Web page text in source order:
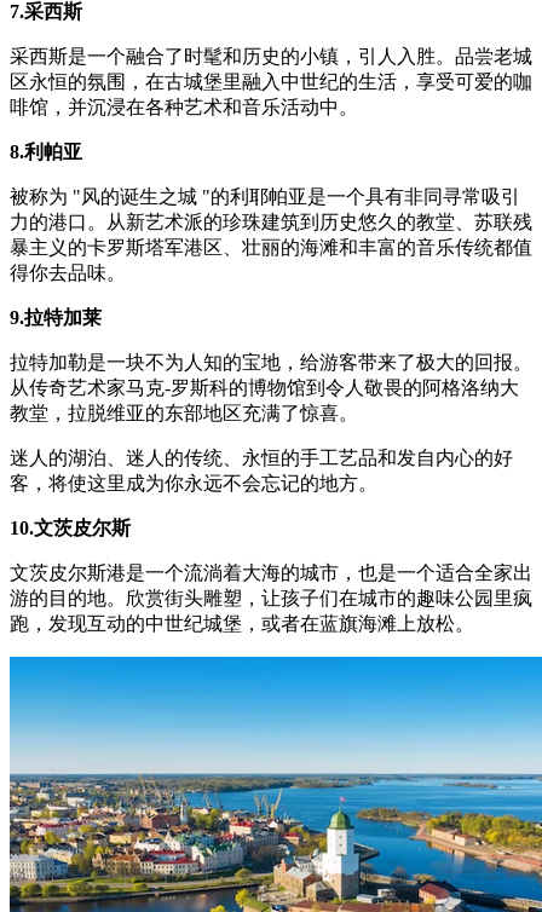
7.采西斯
采西斯是一个融合了时髦和历史的小镇，引人入胜。品尝老城
区永恒的氛围，在古城堡里融入中世纪的生活，享受可爱的咖
啡馆，并沉浸在各种艺术和音乐活动中。
8.利帕亚
被称为 "风的诞生之城 "的利耶帕亚是一个具有非同寻常吸引
力的港口。从新艺术派的珍珠建筑到历史悠久的教堂、苏联残
暴主义的卡罗斯塔军港区、壮丽的海滩和丰富的音乐传统都值
得你去品味。
9.拉特加莱
拉特加勒是一块不为人知的宝地，给游客带来了极大的回报。
从传奇艺术家马克-罗斯科的博物馆到令人敬畏的阿格洛纳大
教堂，拉脱维亚的东部地区充满了惊喜。
迷人的湖泊、迷人的传统、永恒的手工艺品和发自内心的好
客，将使这里成为你永远不会忘记的地方。
10.文茨皮尔斯
文茨皮尔斯港是一个流淌着大海的城市，也是一个适合全家出
游的目的地。欣赏街头雕塑，让孩子们在城市的趣味公园里疯
跑，发现互动的中世纪城堡，或者在蓝旗海滩上放松。